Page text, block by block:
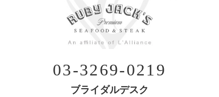
03-3269-0219
ブライダルデスク